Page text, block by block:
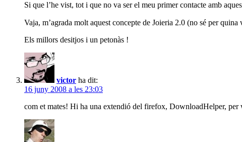
Si que l’he vist, tot i que no va ser el meu primer contacte amb
Vaja, m’agrada molt aquest concepte de Joieria 2.0 (no sé per
Els millors desitjos i un petonàs !
victor ha dit:
16 juny 2008 a les 23:03
com et mates! Hi ha una extendió del firefox, DownloadHelper,